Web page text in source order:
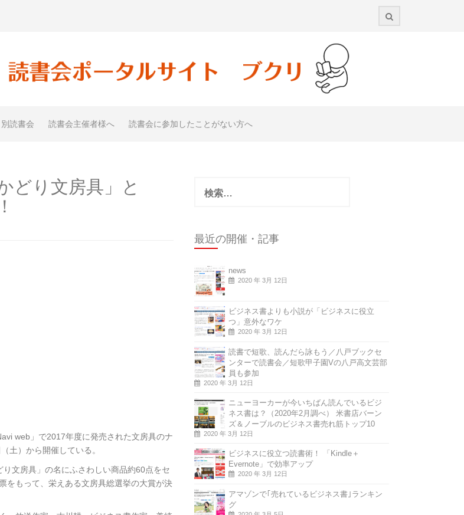
読書会 読書会主催者様へ 読書会に参加したことがない方へ
どり文房具」と
web」で2017年度に発売された文房具のナ
土）から開催している。
文房具」の名にふさわしい商品約60点をセ
をもって、栄えある文房具総選挙の大賞が決
索:
最近の開催・記事
news
2020 年 3月 12日
ビジネス書よりも小説が「ビジネスに役立
つ」意外なワケ
2020 年 3月 12日
読書で短歌、読んだら詠もう／八戸ブックセ
ンターで読書会／短歌甲子園Vの八戸高文芸部
員も参加
2020 年 3月 12日
ニューヨーカーが今いちばん読んでいるビジ
ネス書は？（2020年2月調べ） 米書店バーン
ズ＆ノーブルのビジネス書売れ筋トップ10
2020 年 3月 12日
ビジネスに役立つ読書術！ 「Kindle＋
Evernote」で効率アップ
2020 年 3月 12日
アマゾンで｢売れているビジネス書｣ランキン
グ